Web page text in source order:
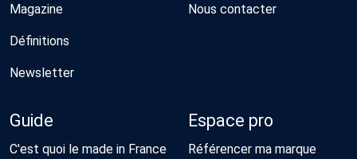
Magazine
Définitions
Newsletter
Nous contacter
Guide
C'est quoi le made in France
Espace pro
Référencer ma marque